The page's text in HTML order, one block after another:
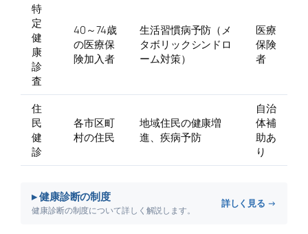
特
定
健
康
診
査
40～74歳
の医療保
険加入者
生活習慣病予防（メ
タボリックシンドロ
ーム対策）
医療
保険
者
住
民
健
診
各市区町
村の住民
地域住民の健康増
進、疾病予防
自治
体補
助あ
り
▸ 健康診断の制度
健康診断の制度について詳しく解説します。
詳しく見る →